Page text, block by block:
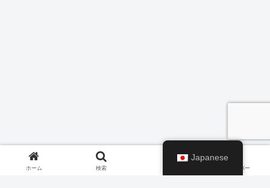
ホーム 検索 サイドバー
Japanese